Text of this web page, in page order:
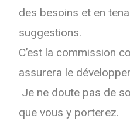
des besoins et en
suggestions.
C’est la commission
assurera le
Je ne doute pas de
que vous y porterez.